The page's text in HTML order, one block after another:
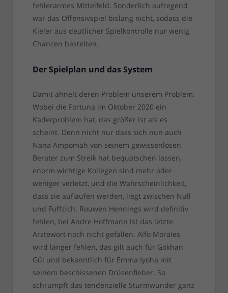
fehlerarmes Mittelfeld. Sonderlich aufregend
war das Offensivspiel bislang nicht, sodass die
Kieler aus deutlicher Spielkontrolle nur wenig
Chancen bastelten.
Der Spielplan und das System
Damit ähnelt deren Problem unserem Problem.
Wobei die Fortuna im Oktober 2020 ein
Kaderproblem hat, das größer ist als es
scheint. Denn nicht nur dass sich nun auch
Nana Ampomah von seinem gewissenlosen
Berater zum Streik hat bequatschen lassen,
enorm wichtige Kollegen sind mehr oder
weniger verletzt, und die Wahrscheinlichkeit,
dass sie auflaufen werden, liegt zwischen Null
und Fuffzich. Rouwen Hennings wird definitiv
fehlen, bei Andre Hoffmann ist das letzte
Ärztewort noch nicht gefallen. Alfo Morales
wird länger fehlen, das gilt auch für Gökhan
Gül und bekanntlich für Emma Iyoha mit
seinem beschissenen Drüsenfieber. So
schrumpft das tendenzielle Sturmwunder ganz